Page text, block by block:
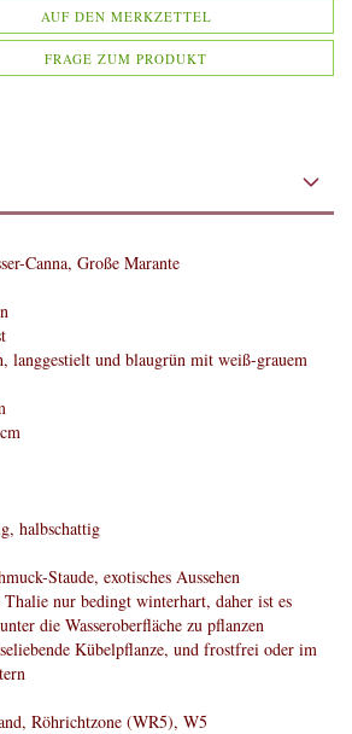
AUF DEN MERKZETTEL
FRAGE ZUM PRODUKT
Canna, Große Marante
langgestielt und blaugrün mit weiß-grauem
halbschattig
Staude, exotisches Aussehen
nur bedingt winterhart, daher ist es
die Wasseroberfläche zu pflanzen
Kübelpflanze, und frostfrei oder im
Röhrichtzone (WR5), W5